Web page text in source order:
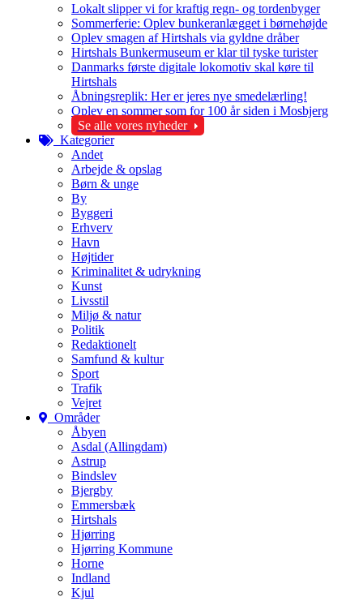
Lokalt slipper vi for kraftig regn- og tordenbyger
Sommerferie: Oplev bunkeranlægget i børnehøjde
Oplev smagen af Hirtshals via gyldne dråber
Hirtshals Bunkermuseum er klar til tyske turister
Danmarks første digitale lokomotiv skal køre til
Hirtshals
Åbningsreplik: Her er jeres nye smedelærling!
Oplev en sommer som for 100 år siden i Mosbjerg
Se alle vores nyheder
Kategorier
Andet
Arbejde & opslag
Børn & unge
By
Byggeri
Erhverv
Havn
Højtider
Kriminalitet & udrykning
Kunst
Livsstil
Miljø & natur
Politik
Redaktionelt
Samfund & kultur
Sport
Trafik
Vejret
Områder
Åbyen
Asdal (Allingdam)
Astrup
Bindslev
Bjergby
Emmersbæk
Hirtshals
Hjørring
Hjørring Kommune
Horne
Indland
Kjul